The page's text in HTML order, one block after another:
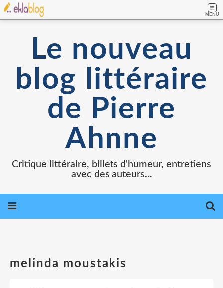
MENU
Le nouveau
blog littéraire
de Pierre
Ahnne
Critique littéraire, billets d'humeur, entretiens
avec des auteurs...
melinda moustakis